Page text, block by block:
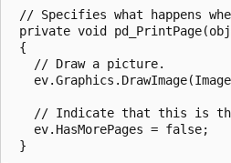
// Specifies what happens
private void
{
   // Draw a picture.
// Indicate that this is
   ev.HasMorePages = false;